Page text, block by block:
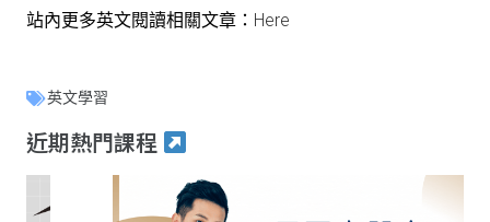
站內更多英文閱讀相關文章： Here
英文學習
近期熱門課程